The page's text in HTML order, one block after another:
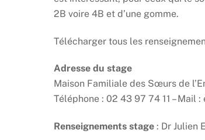
2B voire 4B et d’une gomme.
Télécharger tous les
Adresse du stage
Maison Familiale des Sœurs de
Téléphone : 02 43 97 74 11 – Mail
Renseignements stage : Dr Julien